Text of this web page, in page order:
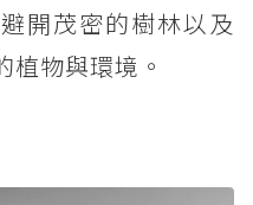
開茂密的樹林以及
植物與環境。